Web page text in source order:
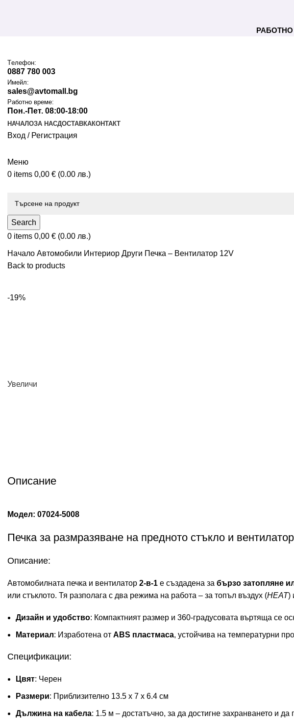
Tелефон:
0887 780 003
Имейл:
sales@avtomall.bg
Работно време:
Пон.-Пет. 08:00-18:00
НАЧАЛОЗА НАСДОСТАВКАКОНТАКТ
Вход / Регистрация
Меню
0 items 0,00 € (0.00 лв.)
Search
0 items 0,00 € (0.00 лв.)
Начало Автомобили Интериор Други Печка – Вентилатор 12V
Back to products
-19%
Увеличи
Описание
Модел: 07024-5008
Печка за размразяване на предното стъкло и
Описание:
Автомобилната печка и вентилатор 2-в-1 е създадена за бързо затопляне
или стъклото. Тя разполага с два режима на работа – за топъл въздух (HEAT)
Дизайн и удобство: Компактният размер и 360-градусовата въртяща се
Материал: Изработена от ABS пластмаса, устойчива на температурни
Спецификации:
Цвят: Черен
Размери: Приблизително 13.5 x 7 x 6.4 см
Дължина на кабела: 1.5 м – достатъчно, за да достигне захранването и да